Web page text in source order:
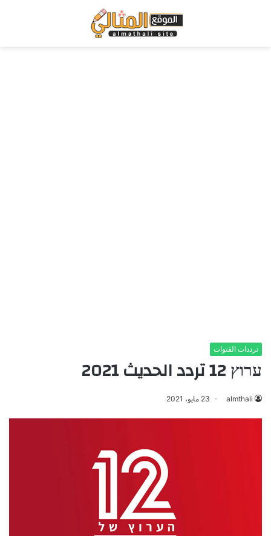
ترددات القنوات
ערוץ 12 تردد الحديث 2021
almthali 23 مايو، 2021